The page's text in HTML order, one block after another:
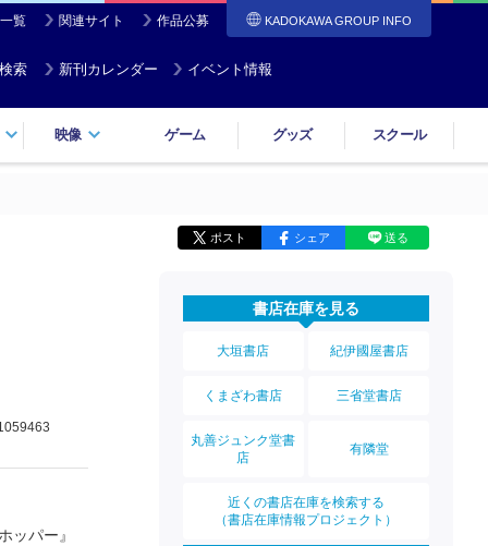
覧 関連サイト 作品公募 KADOKAWA GROUP INFO
索 新刊カレンダー イベント情報
映像 ゲーム グッズ スクール
ポスト シェア 送る
ッパー』
書店在庫を見る
大垣書店 紀伊國屋書店
くまざわ書店 三省堂書店
丸善ジュンク堂書
店
有隣堂
近くの書店在庫を検索する
（書店在庫情報プロジェクト）